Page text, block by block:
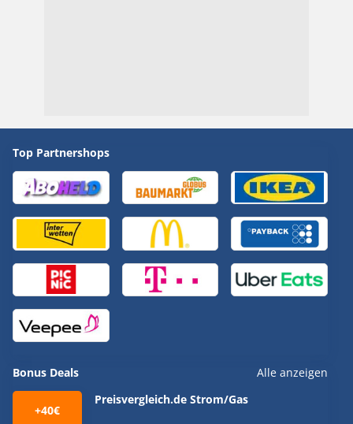
Top Partnershops
Bonus Deals Alle anzeigen
+40€
Preisvergleich.de Strom/Gas